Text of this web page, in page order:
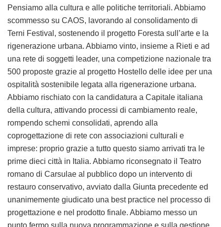
Pensiamo alla cultura e alle politiche territoriali. Abbiamo
scommesso su CAOS, lavorando al consolidamento di
Terni Festival, sostenendo il progetto Foresta sull’arte e la
rigenerazione urbana. Abbiamo vinto, insieme a Rieti e ad
una rete di soggetti leader, una competizione nazionale tra
500 proposte grazie al progetto Hostello delle idee per una
ospitalità sostenibile legata alla rigenerazione urbana.
Abbiamo rischiato con la candidatura a Capitale italiana
della cultura, attivando processi di cambiamento reale,
rompendo schemi consolidati, aprendo alla
coprogettazione di rete con associazioni culturali e
imprese: proprio grazie a tutto questo siamo arrivati tra le
prime dieci città in Italia. Abbiamo riconsegnato il Teatro
romano di Carsulae al pubblico dopo un intervento di
restauro conservativo, avviato dalla Giunta precedente ed
unanimemente giudicato una best practice nel processo di
progettazione e nel prodotto finale. Abbiamo messo un
punto fermo sulla nuova programmazione e sulla gestione